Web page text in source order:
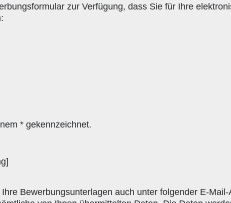
zur Verfügung, dass Sie für Ihre
* gekennzeichnet.
Bewerbungsunterlagen auch unter folgender E-